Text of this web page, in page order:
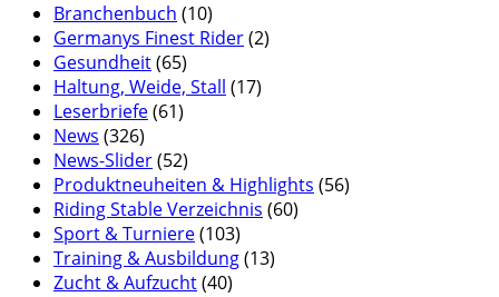
Branchenbuch (10)
Germanys Finest Rider(2)
Gesundheit(65)
Haltung, Weide, Stall (17)
Leserbriefe(61)
News (326)
News-Slider(52)
Produktneuheiten & Highlights (56)
Riding Stable Verzeichnis (60)
Sport & Turniere(103)
Training & Ausbildung(13)
Zucht & Aufzucht(40)